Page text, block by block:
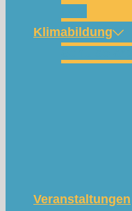
Klimabildung
Veranstaltungen